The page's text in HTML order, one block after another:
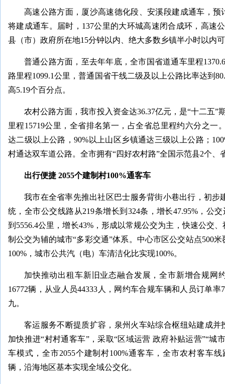
高速公路方面，厦沙高速德化段、安溪段建成通车，预
将建成通车。届时，137公里的大环城高速闭合成环，高速
县（市）政府所在地15分钟以内、绝大多数乡镇半小时以内
普通公路方面，至去年年底，全市国省道通车里程
路里程1099.1公里，普通国省干线二级及以上公路比率达到
高5.19个百分点。
农村公路方面，我市投入资金达36.37亿元，是“十二五”
里程15719公里，全省排名第一，占全省总里程约六分之一
达二级以上公路，90%以上山区乡镇通达三级以上公路；
村通达双车道公路。全市拥有“四好农村路”全国示范县2个、
出行便捷 2055个建制村100%通客车
我市在全省率先推出社区巴士服务背街小巷出行，初步
统，全市公交线路从219条增长到324条，增长47.95%，公
到5556.4公里，增长43%，形成以常规公交为主，快速公交
制公交为辅的城市“多彩交通”体系。中心市区公交站点500
100%，城市公共汽（电）车清洁化比实现100%。
加快推动出租车新旧业态融合发展，全市新增合规网
16772辆，从业人员44333人，网约车合规车辆和人员订单率
九。
客运服务不断提质扩容，泉州火车站综合枢纽站建成并
加快推进“村村通客车”，采取“区域运营 政府补贴运营”“城
车模式，全市2055个建制村100%通客车，全市农村客车
辆，沿海地区基本实现全域公交化。